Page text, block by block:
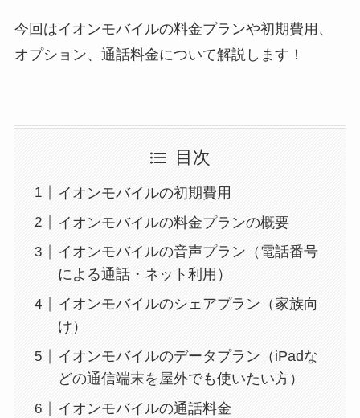
今回はイオンモバイルの料金プランや初期費用、
オプション、通話料金について解説します！
目次
イオンモバイルの初期費用
イオンモバイルの料金プランの概要
イオンモバイルの音声プラン（電話番号
による通話・ネット利用）
イオンモバイルのシェアプラン（家族向
け）
イオンモバイルのデータプラン（iPadな
どの通信端末を屋外でも使いたい方）
イオンモバイルの通話料金